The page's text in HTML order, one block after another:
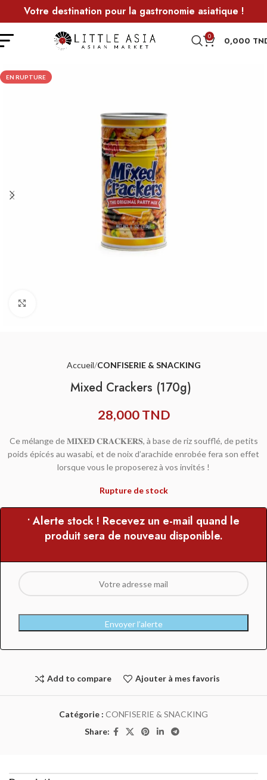
Votre destination pour la gastronomie asiatique !
0 0,000
EN RUPTURE
Accueil CONFISERIE & SNACKING
Mixed Crackers (170g)
28,000TND
Ce mélange de 𝐌𝐈𝐗𝐄𝐃 𝐂𝐑𝐀𝐂𝐊𝐄𝐑𝐒, à base de riz soufflé, de petits
poids épicés au wasabi, et de noix d’arachide enrobée fera son effet
lorsque vous le proposerez à vos invités !
Rupture de stock
• Alerte stock ! Recevez un e-mail quand le
produit sera de nouveau disponible.
Envoyer l’alerte
Add to compare Ajouter à mes favoris
Catégorie : CONFISERIE & SNACKING
Share: